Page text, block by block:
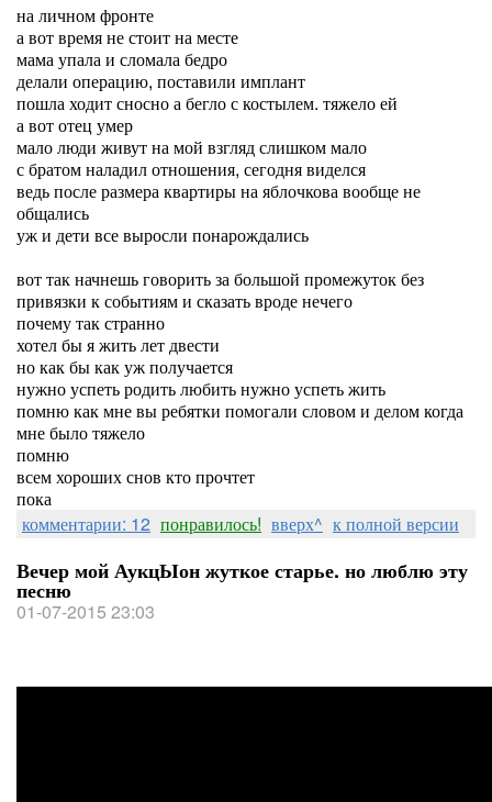
на личном фронте
а вот время не стоит на месте
мама упала и сломала бедро
делали операцию, поставили имплант
пошла ходит сносно а бегло с костылем. тяжело ей
а вот отец умер
мало люди живут на мой взгляд слишком мало
с братом наладил отношения, сегодня виделся
ведь после размера квартиры на яблочкова вообще не
общались
уж и дети все выросли понарождались
вот так начнешь говорить за большой промежуток без
привязки к событиям и сказать вроде нечего
почему так странно
хотел бы я жить лет двести
но как бы как уж получается
нужно успеть родить любить нужно успеть жить
помню как мне вы ребятки помогали словом и делом когда
мне было тяжело
помню
всем хороших снов кто прочтет
пока
комментарии: 12 понравилось! вверх^ к полной версии
Вечер мой АукцЫон жуткое старье. но люблю эту
песню
01-07-2015 23:03